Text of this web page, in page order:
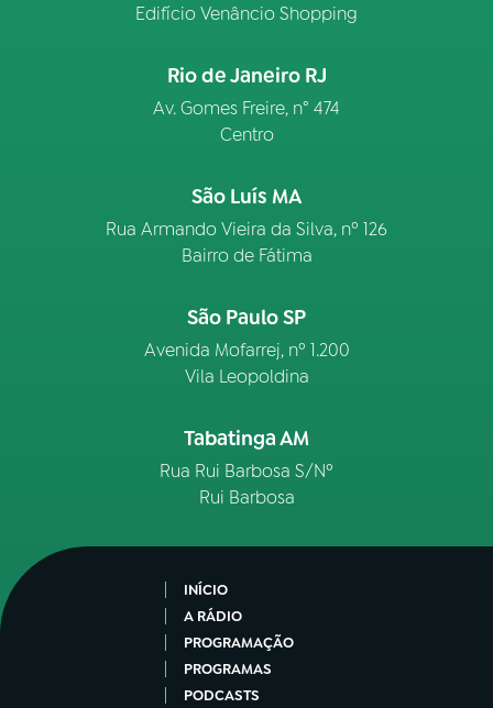
Edifício Venâncio Shopping
Rio de Janeiro RJ
Av. Gomes Freire, n° 474
Centro
São Luís MA
Rua Armando Vieira da Silva, nº 126
Bairro de Fátima
São Paulo SP
Avenida Mofarrej, nº 1.200
Vila Leopoldina
Tabatinga AM
Rua Rui Barbosa S/Nº
Rui Barbosa
INÍCIO
A RÁDIO
PROGRAMAÇÃO
PROGRAMAS
PODCASTS